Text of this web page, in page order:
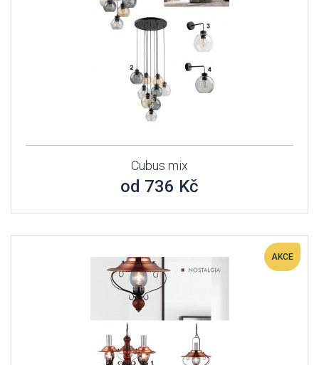
Cubus mix
od 736 Kč
AKCE